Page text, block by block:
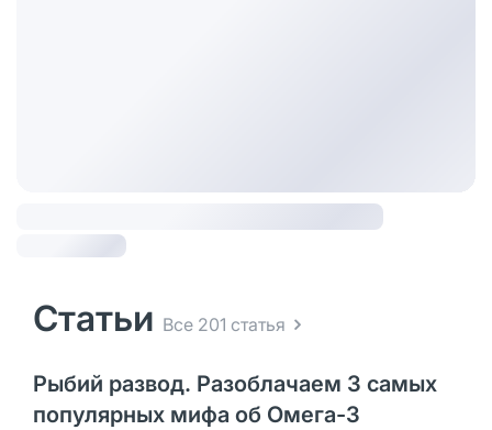
Статьи Все 201 статья
Рыбий развод. Разоблачаем 3 самых
популярных мифа об Омега-3